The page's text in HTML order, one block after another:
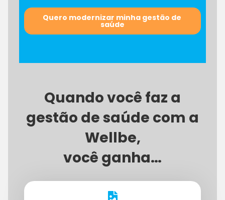
Quando você faz a
gestão de saúde com a
Wellbe,
você ganha…